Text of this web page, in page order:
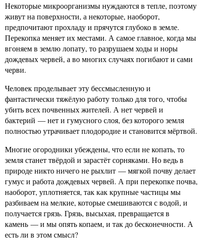
Некоторые микроорганизмы нуждаются в тепле, поэтому
живут на поверхности, а некоторые, наоборот,
предпочитают прохладу и прячутся глубоко в земле.
Перекопка меняет их местами. А самое главное, когда мы
вгоняем в землю лопату, то разрушаем ходы и норы
дождевых червей, а во многих случаях погибают и сами
черви.
Человек проделывает эту бессмысленную и
фантастически тяжёлую работу только для того, чтобы
убить всех почвенных жителей. А нет червей и
бактерий — нет и гумусного слоя, без которого земля
полностью утрачивает плодородие и становится мёртвой.
Многие огородники убеждены, что если не копать, то
земля станет твёрдой и зарастёт сорняками. Но ведь в
природе никто ничего не рыхлит — мягкой почву делает
гумус и работа дождевых червей. А при перекопке почва,
наоборот, уплотняется, так как крупные частицы мы
разбиваем на мелкие, которые смешиваются с водой, и
получается грязь. Грязь, высыхая, превращается в
камень — и мы опять копаем, и так до бесконечности. А
есть ли в этом смысл?